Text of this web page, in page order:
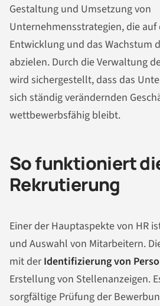
Gestaltung und Umsetzung von
Unternehmensstrategien, die
Entwicklung und das Wachstum
abzielen. Durch die Verwaltung
wird sichergestellt, dass das
sich ständig verändernden
wettbewerbsfähig bleibt.
So funktioniert
Rekrutierung
Einer der Hauptaspekte von HR
und Auswahl von Mitarbeitern.
mit derIdentifizierung von
Erstellung von Stellenanzeigen.
sorgfältige Prüfung der